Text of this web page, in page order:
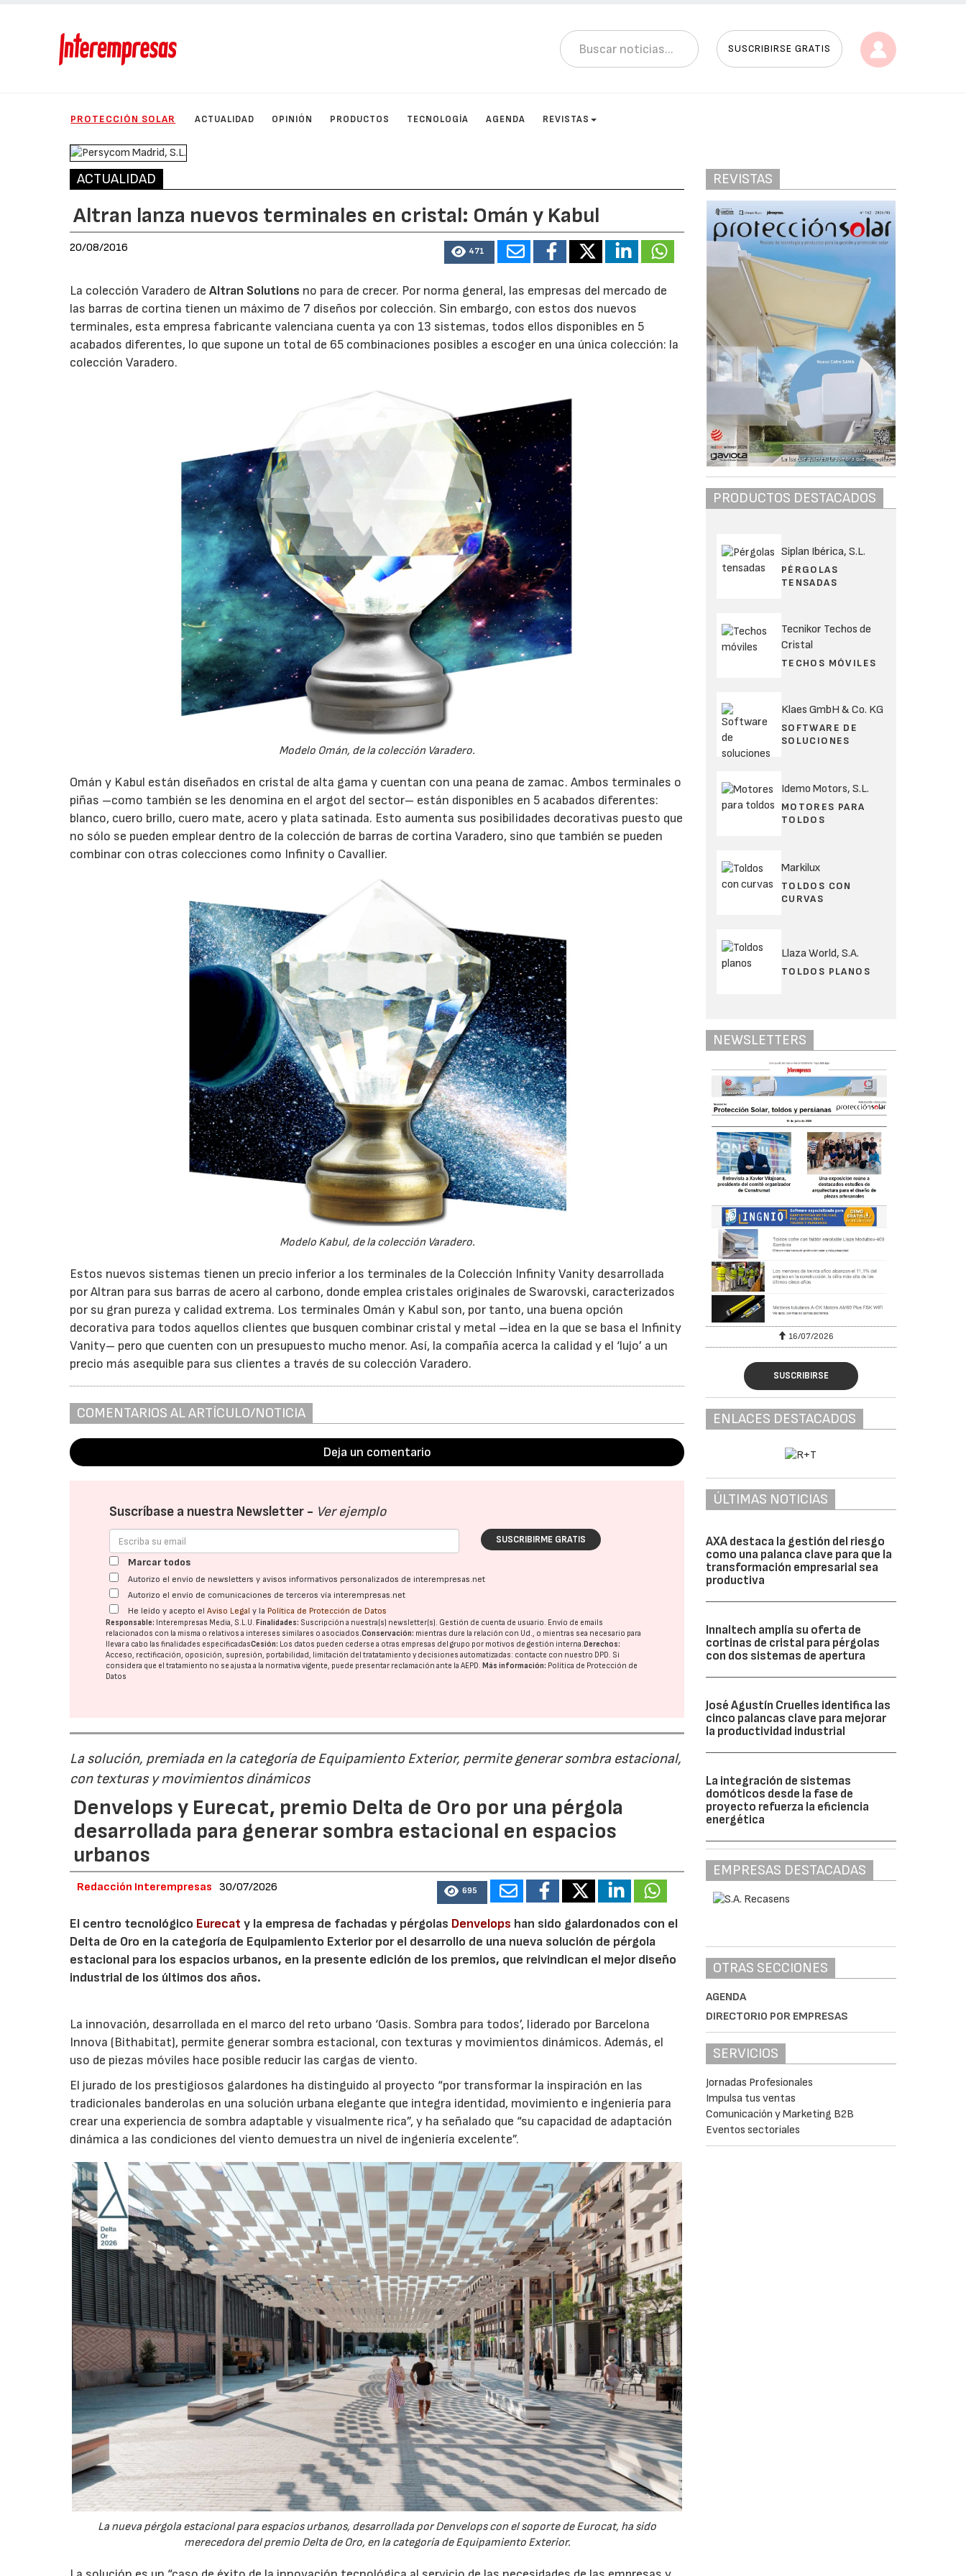
SUSCRIBIRSE GRATIS
PROTECCIÓN SOLAR ACTUALIDAD OPINIÓN PRODUCTOS TECNOLOGÍA AGENDA REVISTAS
ACTUALIDAD
Altran lanza nuevos terminales en cristal: Omán y Kabul
20/08/2016 471
La colección Varadero deAltran Solutions no para de crecer. Por norma general, las empresas del mercado de
las barras de cortina tienen un máximo de 7 diseños por colección. Sin embargo, con estos dos nuevos
terminales, esta empresa fabricante valenciana cuenta ya con 13 sistemas, todos ellos disponibles en 5
acabados diferentes, lo que supone un total de 65 combinaciones posibles a escoger en una única colección: la
colección Varadero.
Modelo Omán, de la colección Varadero.
Omán y Kabul están diseñados en cristal de alta gama y cuentan con una peana de zamac. Ambos terminales o
piñas –como también se les denomina en el argot del sector– están disponibles en 5 acabados diferentes:
blanco, cuero brillo, cuero mate, acero y plata satinada. Esto aumenta sus posibilidades decorativas puesto que
no sólo se pueden emplear dentro de la colección de barras de cortina Varadero, sino que también se pueden
combinar con otras colecciones como Infinity o Cavallier.
Modelo Kabul, de la colección Varadero.
Estos nuevos sistemas tienen un precio inferior a los terminales de la Colección Infinity Vanity desarrollada
por Altran para sus barras de acero al carbono, donde emplea cristales originales de Swarovski, caracterizados
por su gran pureza y calidad extrema. Los terminales Omán y Kabul son, por tanto, una buena opción
decorativa para todos aquellos clientes que busquen combinar cristal y metal –idea en la que se basa el Infinity
Vanity– pero que cuenten con un presupuesto mucho menor. Así, la compañía acerca la calidad y el ‘lujo’ a un
precio más asequible para sus clientes a través de su colección Varadero.
COMENTARIOS AL ARTÍCULO/NOTICIA
Deja un comentario
Suscríbase a nuestra Newsletter - Ver ejemplo
SUSCRIBIRME GRATIS
Marcar todos
Autorizo el envío de newsletters y avisos informativos personalizados de interempresas.net
Autorizo el envío de comunicaciones de terceros vía interempresas.net
He leído y acepto elAviso Legal y la Política de Protección de Datos
Responsable: Interempresas Media, S.L.U. Finalidades: Suscripción a nuestra(s) newsletter(s). Gestión de cuenta de usuario. Envío de emails
relacionados con la misma o relativos a intereses similares o asociados.Conservación: mientras dure la relación con Ud., o mientras sea necesario para
llevar a cabo las finalidades especificadasCesión: Los datos pueden cederse a otras empresas del grupo por motivos de gestión interna. Derechos:
Acceso, rectificación, oposición, supresión, portabilidad, limitación del tratatamiento y decisiones automatizadas: contacte con nuestro DPD. Si
considera que el tratamiento no se ajusta a la normativa vigente, puede presentar reclamación ante laAEPD. Más información: Política de Protección de
Datos
La solución, premiada en la categoría de Equipamiento Exterior, permite generar sombra estacional,
con texturas y movimientos dinámicos
Denvelops y Eurecat, premio Delta de Oro por una pérgola
desarrollada para generar sombra estacional en espacios
urbanos
Redacción Interempresas 30/07/2026 695
El centro tecnológico Eurecat y la empresa de fachadas y pérgolas Denvelops han sido galardonados con el
Delta de Oro en la categoría de Equipamiento Exterior por el desarrollo de una nueva solución de pérgola
estacional para los espacios urbanos, en la presente edición de los premios, que reivindican el mejor diseño
industrial de los últimos dos años.
La innovación, desarrollada en el marco del reto urbano ‘Oasis. Sombra para todos’, liderado por Barcelona
Innova (Bithabitat), permite generar sombra estacional, con texturas y movimientos dinámicos. Además, el
uso de piezas móviles hace posible reducir las cargas de viento.
El jurado de los prestigiosos galardones ha distinguido al proyecto “por transformar la inspiración en las
tradicionales banderolas en una solución urbana elegante que integra identidad, movimiento e ingeniería para
crear una experiencia de sombra adaptable y visualmente rica”, y ha señalado que “su capacidad de adaptación
dinámica a las condiciones del viento demuestra un nivel de ingeniería excelente”.
La nueva pérgola estacional para espacios urbanos, desarrollada por Denvelops con el soporte de Eurocat, ha sido
merecedora del premio Delta de Oro, en la categoría de Equipamiento Exterior.
REVISTAS
PRODUCTOS DESTACADOS
Siplan Ibérica, S.L.
PÉRGOLAS
TENSADAS
Tecnikor Techos de
Cristal
TECHOS MÓVILES
Klaes GmbH & Co. KG
SOFTWARE DE
SOLUCIONES
Idemo Motors, S.L.
MOTORES PARA
TOLDOS
Markilux
TOLDOS CON
CURVAS
Llaza World, S.A.
TOLDOS PLANOS
NEWSLETTERS
16/07/2026
SUSCRIBIRSE
ENLACES DESTACADOS
ÚLTIMAS NOTICIAS
AXA destaca la gestión del riesgo
como una palanca clave para que la
transformación empresarial sea
productiva
Innaltech amplía su oferta de
cortinas de cristal para pérgolas
con dos sistemas de apertura
José Agustín Cruelles identifica las
cinco palancas clave para mejorar
la productividad industrial
La integración de sistemas
domóticos desde la fase de
proyecto refuerza la eficiencia
energética
EMPRESAS DESTACADAS
OTRAS SECCIONES
AGENDA
DIRECTORIO POR EMPRESAS
SERVICIOS
Jornadas Profesionales
Impulsa tus ventas
Comunicación y Marketing B2B
Eventos sectoriales